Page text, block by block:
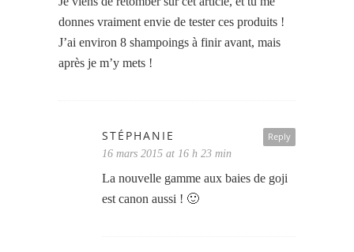
donnes vraiment envie de tester ces produits !
J’ai environ 8 shampoings à finir avant, mais
après je m’y mets !
Reply
STÉPHANIE
16 mars 2015 at 16 h 23 min
La nouvelle gamme aux baies de goji
est canon aussi ! 🙂